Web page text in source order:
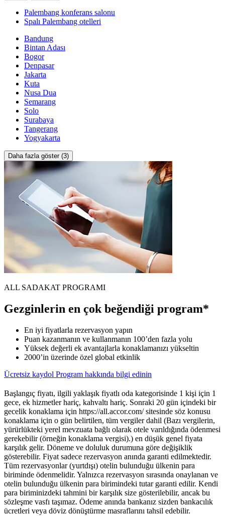
Palembang konferans salonu
Spalı Palembang otelleri
Bandung
Bintan Adası
Bogor
Denpasar
Jakarta
Kuta
Nusa Dua
Semarang
Solo
Surabaya
Tangerang
Yogyakarta
Daha fazla göster (3)
ALL SADAKAT PROGRAMI
Gezginlerin en çok beğendiği program*
En iyi fiyatlarla rezervasyon yapın
Puan kazanmanın ve kullanmanın 100’den fazla yolu
Yüksek değerli ek avantajlarla konaklamanızı yükseltin
2000’in üzerinde özel global etkinlik
Ücretsiz kaydol Program hakkında bilgi edinin
Başlangıç fiyatı, ilgili yaklaşık fiyatlı oda kategorisinde 1 kişi için 1
gece, ek hizmetler hariç, kahvaltı hariç. Sonraki 20 gün içindeki bir
gecelik konaklama için https://all.accor.com/ sitesinde söz konusu
konaklama için o gün belirtilen, tüm vergiler dahil (Bazı vergilerin,
yürürlükteki yerel mevzuata bağlı olarak otele varıldığında ödenmesi
gerekebilir (örneğin konaklama vergisi).) en düşük genel fiyata
karşılık gelir. Döneme ve doluluk durumuna göre değişiklik
gösterebilir. Fiyat sadece rezervasyon anında garanti edilmektedir.
Tüm rezervasyonlar (yurtdışı) otelin bulunduğu ülkenin para
biriminde ödenmelidir. Yalnızca rezervasyon sırasında onaylanan ve
otelin bulunduğu ülkenin para birimindeki tutar garanti edilir. Kendi
para biriminizdeki tahmini bir karşılık size gösterilebilir, ancak bu
sözleşme vasfı taşımaz. Ödeme anında bankanız sizden bankacılık
ücretleri veya döviz dönüştürme masraflarını tahsil edebilir.